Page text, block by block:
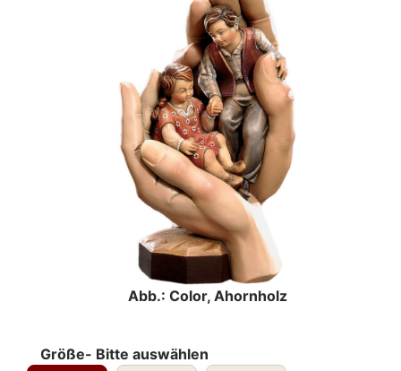
Abb.: Color, Ahornholz
Größe- Bitte auswählen